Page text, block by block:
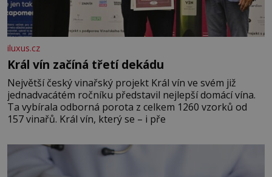
iluxus.cz
Král vín začíná třetí dekádu
Největší český vinařský projekt Král vín ve svém již
jednadvacátém ročníku představil nejlepší domácí vína.
Ta vybírala odborná porota z celkem 1260 vzorků od
157 vinařů. Král vín, který se – i pře